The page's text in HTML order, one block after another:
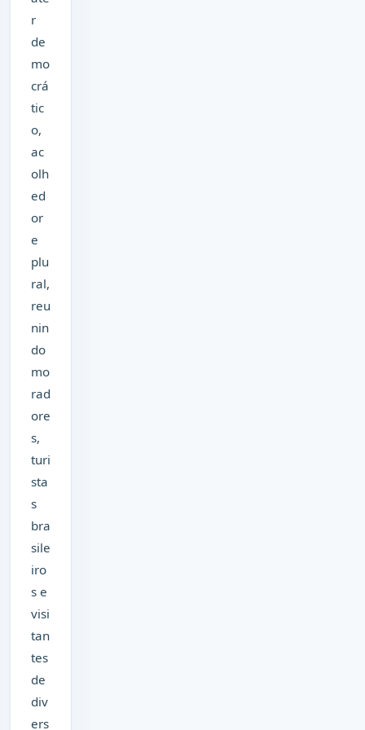
r
de
mo
crá
tic
o,
ac
olh
ed
or
e
plu
ral,
reu
nin
do
mo
rad
ore
s,
turi
sta
s
bra
sile
iro
s e
visi
tan
tes
de
div
ers